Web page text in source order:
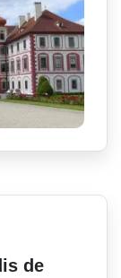
de